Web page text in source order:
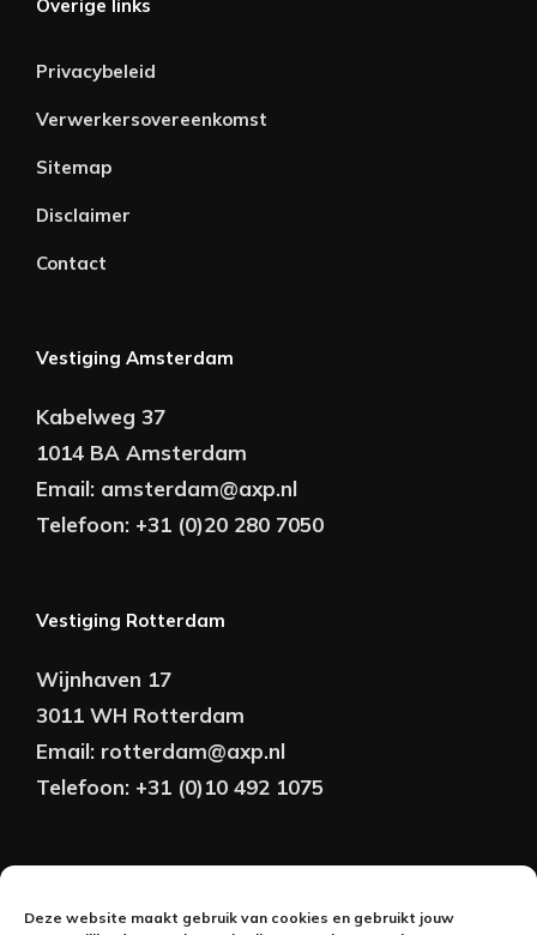
Deze website maakt gebruik van cookies en gebruikt jouw
Overige links
Privacybeleid
Verwerkersovereenkomst
Sitemap
Disclaimer
Contact
Vestiging Amsterdam
Kabelweg 37
1014 BA Amsterdam
Email: amsterdam@axp.nl
Telefoon: +31 (0)20 280 7050
Vestiging Rotterdam
Wijnhaven 17
3011 WH Rotterdam
Email: rotterdam@axp.nl
Telefoon: +31 (0)10 492 1075